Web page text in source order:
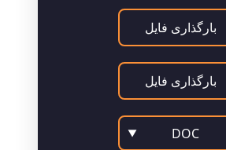
بارگذاری فایل
بارگذاری فایل
DOC
▼